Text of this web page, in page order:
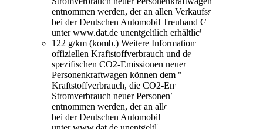
entnommen werden, der an allen Verkaufsstellen und
bei der Deutschen Automobil Treuhand GmbH
unter www.dat.de unentgeltlich erhältlich ist.
122 g/km (komb.) Weitere Informationen zum
offiziellen Kraftstoffverbrauch und den offiziellen
spezifischen CO2-Emissionen neuer
Personenkraftwagen können dem "Leitfaden über den
Kraftstoffverbrauch, die CO2-Emissionen und den
Stromverbrauch neuer Personenkraftwagen"
entnommen werden, der an allen Verkaufsstellen und
bei der Deutschen Automobil Treuhand GmbH